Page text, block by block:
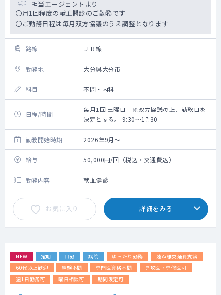
担当エージェントより
〇月1回程度の献血問診のご勤務です
〇ご勤務日程は毎月双方協議のうえ調整となります
路線 ＪＲ線
勤務地 大分県大分市
科目 不問・内科
日程/時間
毎月1回 土曜日 ※双方協議の上、勤務日を
決定とする。 9:30～17:30
勤務開始時期 2026年9月～
給与 50,000円/回（税込・交通費込）
勤務内容 献血健診
お気に入り 詳細をみる
NEW 定期 日勤 病院 ゆったり勤務
遠距離交通費支給
60代以上歓迎
経験不問 専門医資格不問
専攻医・専修医可
週1日勤務可
曜日相談可 期間限定可